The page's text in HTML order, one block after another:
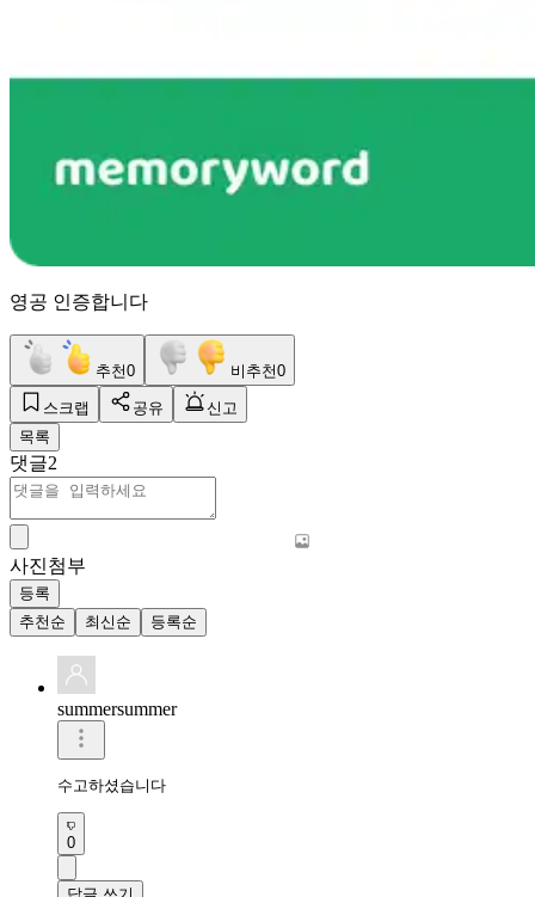
영공 인증합니다
추천0 비추천0
스크랩 공유
신고
목록
댓글2
사진첨부
등록
추천순
최신순 등록순
summersummer
수고하셨습니다
0